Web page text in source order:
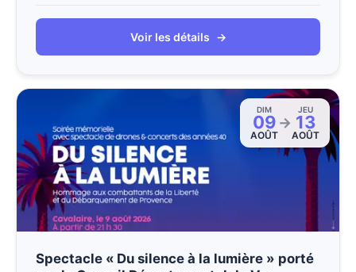
Voir les détails →
DIM
09
AOÛT
→
JEU
13
AOÛT
Spectacle « Du silence à la lumière » porté